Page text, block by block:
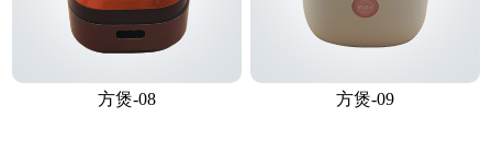
方煲-08 方煲-09